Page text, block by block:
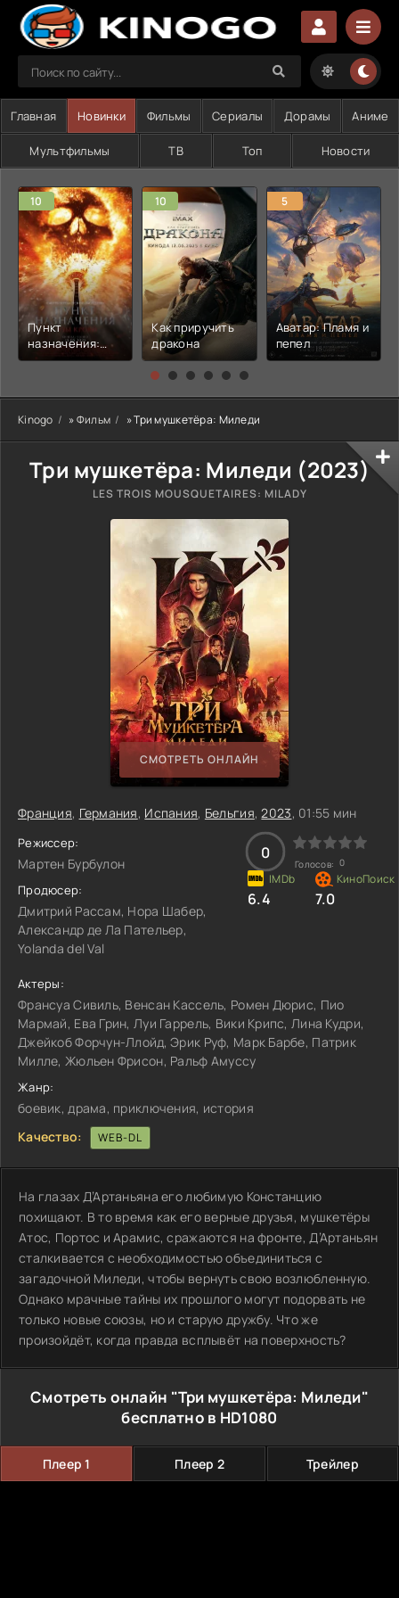
Главная Новинки Фильмы Сериалы Дорамы Аниме
Мультфильмы ТВ Топ Новости
10
Пункт
назначения:
Узы крови
10
Как приручить
дракона
5
Аватар: Пламя и
пепел
Kinogo »Фильм » Три мушкетёра: Миледи
Три мушкетёра: Миледи (2023)
LES TROIS MOUSQUETAIRES: MILADY
СМОТРЕТЬ ОНЛАЙН
Франция, Германия, Испания, Бельгия,2023, 01:55 мин
Режиссер:
Мартен Бурбулон
Продюсер:
Дмитрий Рассам, Нора Шабер,
Александр де Ла Пательер,
Yolanda del Val
0
Голосов: 0
6.4 7.0
Актеры:
Франсуа Сивиль, Венсан Кассель, Ромен Дюрис, Пио
Мармай, Ева Грин, Луи Гаррель, Вики Крипс, Лина Кудри,
Джейкоб Форчун-Ллойд, Эрик Руф, Марк Барбе, Патрик
Милле, Жюльен Фрисон, Ральф Амуссу
Жанр:
боевик, драма, приключения, история
Качество:
WEB-DL
На глазах Д’Артаньяна его любимую Констанцию
похищают. В то время как его верные друзья, мушкетёры
Атос, Портос и Арамис, сражаются на фронте, Д’Артаньян
сталкивается с необходимостью объединиться с
загадочной Миледи, чтобы вернуть свою возлюбленную.
Однако мрачные тайны их прошлого могут подорвать не
только новые союзы, но и старую дружбу. Что же
произойдёт, когда правда всплывёт на поверхность?
Смотреть онлайн "Три мушкетёра: Миледи"
бесплатно в HD1080
Плеер 1 Плеер 2 Трейлер